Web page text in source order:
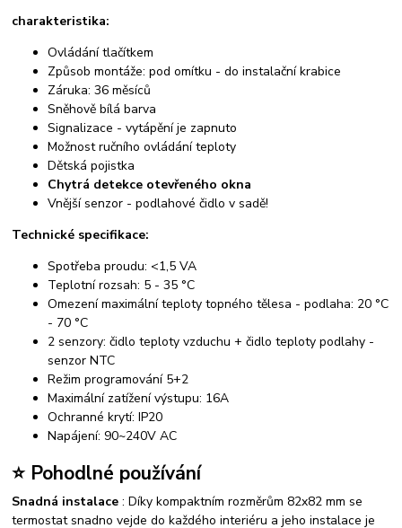
charakteristika:
Ovládání tlačítkem
Způsob montáže: pod omítku - do instalační krabice
Záruka: 36 měsíců
Sněhově bílá barva
Signalizace - vytápění je zapnuto
Možnost ručního ovládání teploty
Dětská pojistka
Chytrá detekce otevřeného okna
Vnější senzor - podlahové čidlo v sadě!
Technické specifikace:
Spotřeba proudu: <1,5 VA
Teplotní rozsah: 5 - 35 °C
Omezení maximální teploty topného tělesa - podlaha: 20 °C
- 70 °C
2 senzory: čidlo teploty vzduchu + čidlo teploty podlahy -
senzor NTC
Režim programování 5+2
Maximální zatížení výstupu: 16A
Ochranné krytí: IP20
Napájení: 90~240V AC
⭐ Pohodlné používání
Snadná instalace : Díky kompaktním rozměrům 82x82 mm se
termostat snadno vejde do každého interiéru a jeho instalace je